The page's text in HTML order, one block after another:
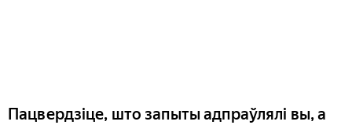
Пацвердзіце, што запыты адпраўлялі вы, а